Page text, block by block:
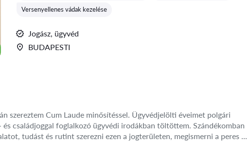
Versenyellenes vádak kezelése
Jogász, ügyvéd
BUDAPESTI
szereztem Cum Laude minősítéssel. Ügyvédjelölti éveimet polgári
és családjoggal foglalkozó ügyvédi irodákban töltöttem. Szándékomban
tudást és rutint szerezni ezen a jogterületen, megismerni a peres ...